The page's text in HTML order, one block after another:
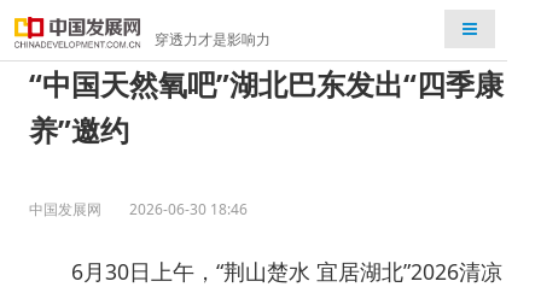
穿透力才是影响力
检索
“中国天然氧吧”湖北巴东发出“四季康
养”邀约
中国发展网 2026-06-30 18:46
6月30日上午，“荆山楚水 宜居湖北”2026清凉